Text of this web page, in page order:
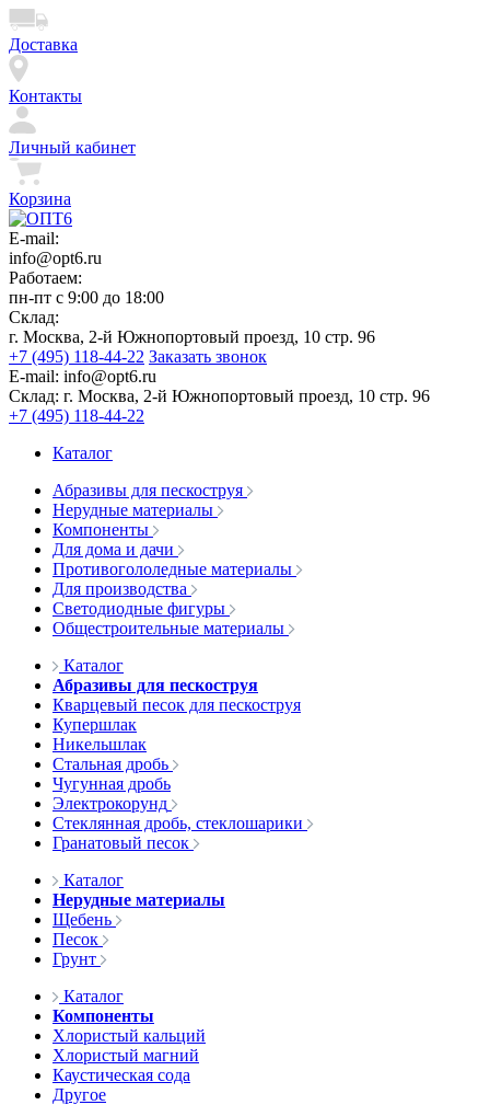
Доставка
Контакты
Личный кабинет
Корзина
E-mail:
info@opt6.ru
Работаем:
пн-пт с 9:00 до 18:00
Склад:
г. Москва, 2-й Южнопортовый проезд, 10 стр. 96
+7 (495) 118-44-22 Заказать звонок
E-mail: info@opt6.ru
Склад: г. Москва, 2-й Южнопортовый проезд, 10 стр. 96
+7 (495) 118-44-22
Каталог
Абразивы для пескоструя
Нерудные материалы
Компоненты
Для дома и дачи
Противогололедные материалы
Для производства
Светодиодные фигуры
Общестроительные материалы
Каталог
Абразивы для пескоструя
Кварцевый песок для пескоструя
Купершлак
Никельшлак
Стальная дробь
Чугунная дробь
Электрокорунд
Стеклянная дробь, стеклошарики
Гранатовый песок
Каталог
Нерудные материалы
Щебень
Песок
Грунт
Каталог
Компоненты
Хлористый кальций
Хлористый магний
Каустическая сода
Другое